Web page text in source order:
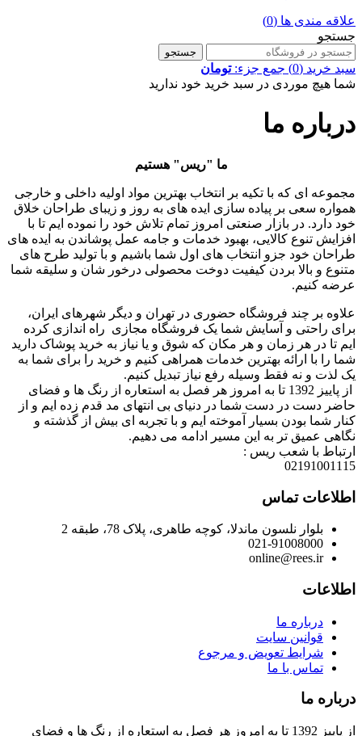
علاقه مندی ها (0)
جستجو
جستجو
سبد خرید (0) جمع جزء:تومان
شما هیچ موردی در سبد خرید خود ندارید
درباره ما
ما "ریس" هستیم
مجموعه ای که با تکیه بر انتخاب بهترین مواد اولیه داخلی و خارجی
همواره سعی بر پیاده سازی ایده های به روز و زیبای طراحان خلاق
خود دارد. در بازار صنعتی امروز تمام تلاش خود را نموده ایم تا با
افزایش تنوع کالایی، بهبود خدمات و جامه عمل پوشاندن به ایده های
طراحان خود جزو انتخاب های اول شما باشیم و با تولید طرح های
متنوع و بالا بردن کیفیت دوخت محصولی درخور شان و سلیقه شما
عرضه کنیم.
علاوه بر چند فروشگاه حضوری در تهران و دیگر شهرهای ایران،
برای راحتی و آسایش شما یک فروشگاه مجازی راه اندازی کرده
ایم تا در هر زمان و هر مکان که شوق و یا نیاز به خرید پوشاک دارید
شما را با ارائه بهترین خدمات همراهی کنیم و خرید را برای شما به
یک لذت و نه فقط وسیله رفع نیاز تبدیل کنیم.
از پاییز 1392 تا به امروز هر فصل به استعاره از رنگ ها و فضای
حاضر دست در دست شما در دنیای بی انتهای مد قدم زده ایم و از
کنار شما بودن بسیار آموخته ایم و با تجربه ای بیش از گذشته و
نگاهی عمیق تر به این مسیر ادامه می دهیم.
ارتباط با شعب ریس :
02191001115
اطلاعات تماس
بلوار نلسون ماندلا، کوچه طاهری، پلاک 78، طبقه 2
021-91008000
online@rees.ir
اطلاعات
درباره ما
قوانین سایت
شرایط تعویض و مرجوع
تماس با ما
درباره ما
از پاییز 1392 تا به امروز هر فصل به استعاره از رنگ ها و فضای